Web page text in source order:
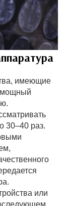
имеющие
мощный
30–40 раз.
или